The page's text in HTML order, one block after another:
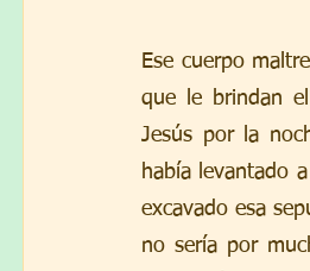
Ese cuerpo
que le brindan
Jesús por la
había levantado
excavado esa
no sería por